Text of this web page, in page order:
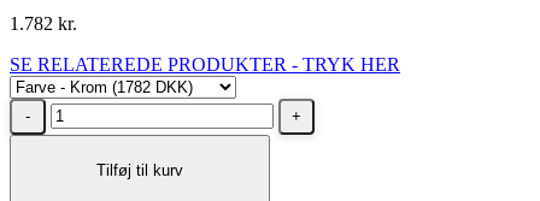
1.782 kr.
SE RELATEREDE PRODUKTER - TRYK HER
BLANCO
MILA-
Tilføj til kurv